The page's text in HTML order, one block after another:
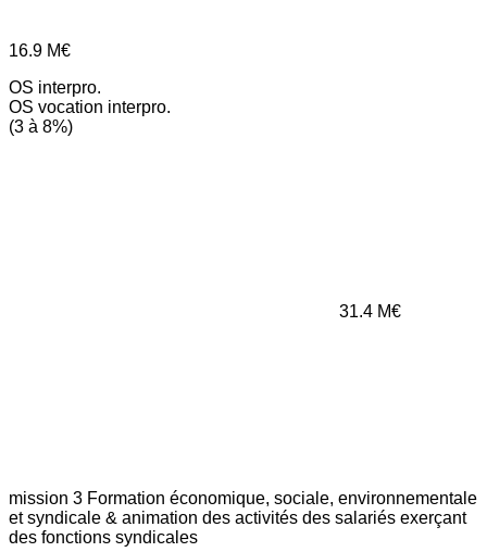
16.9 M€
OS interpro.
OS vocation interpro.
(3 à 8%)
31.4 M€
mission 3 Formation économique, sociale, environnementale
et syndicale & animation des activités des salariés exerçant
des fonctions syndicales